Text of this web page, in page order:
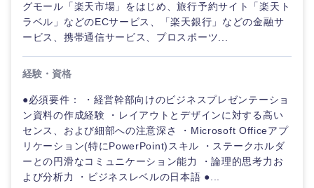
ご希望の職種を選択してください
ご希望の職種を選択してください
ご希望の業界を選択してください
ご希望の勤務地を選択してください
ご希望条件を入力ください
グモール「楽天市場」をはじめ、旅行予約サイト「楽天ト
ラベル」などのECサービス、「楽天銀行」などの金融サ
ービス、携帯通信サービス、プロスポーツ...
経験・資格
●必須要件： ・経営幹部向けのビジネスプレゼンテーショ
ン資料の作成経験 ・レイアウトとデザインに対する高い
センス、および細部への注意深さ ・Microsoft Officeアプ
リケーション(特にPowerPoint)スキル ・ステークホルダ
ーとの円滑なコミュニケーション能力 ・論理的思考力お
よび分析力 ・ビジネスレベルの日本語 ●...